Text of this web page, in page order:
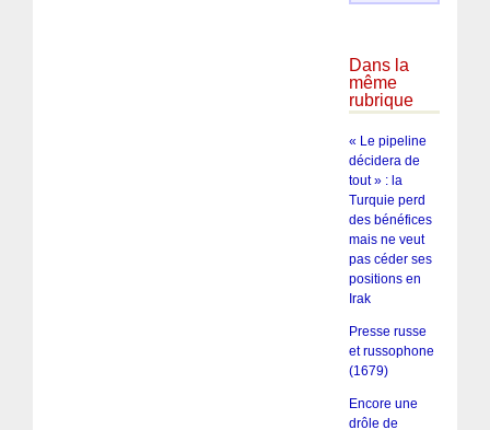
Dans la
même
rubrique
« Le pipeline
décidera de
tout » : la
Turquie perd
des bénéfices
mais ne veut
pas céder ses
positions en
Irak
Presse russe
et russophone
(1679)
Encore une
drôle de